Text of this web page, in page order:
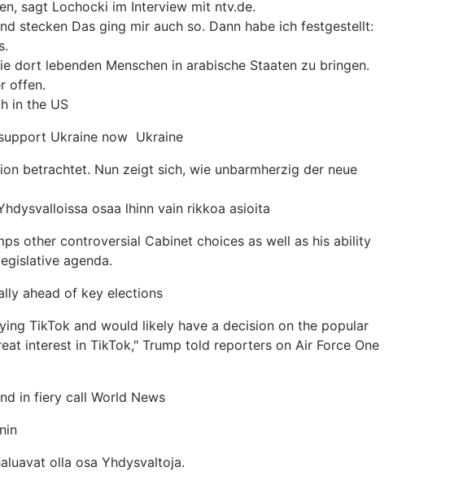
sagt Lochocki im Interview mit ntv.de.
stecken Das ging mir auch so. Dann habe ich festgestellt:
dort lebenden Menschen in arabische Staaten zu bringen.
offen.
in the US
Ukraine now Ukraine
betrachtet. Nun zeigt sich, wie unbarmherzig der neue
osaa lhinn vain rikkoa asioita
other controversial Cabinet choices as well as his ability
agenda.
ahead of key elections
TikTok and would likely have a decision on the popular
interest in TikTok," Trump told reporters on Air Force One
in fiery call World News
olla osa Yhdysvaltoja.